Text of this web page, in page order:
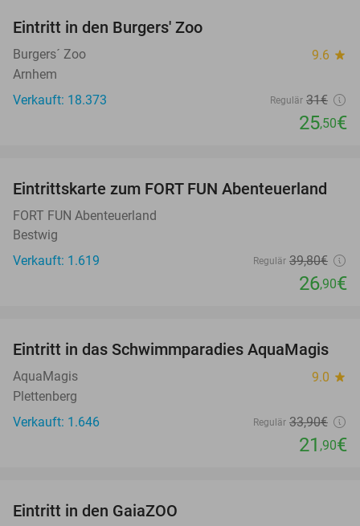
Eintritt in den Burgers' Zoo
Burgers´ Zoo 9.6 star
Arnhem
Verkauft: 18.373
Regulär 31€
25,50€
32%
Eintrittskarte zum FORT FUN Abenteuerland
FORT FUN Abenteuerland
Bestwig
Verkauft: 1.619
Regulär 39,80€
26,90€
35%
Eintritt in das Schwimmparadies AquaMagis
AquaMagis 9.0 star
Plettenberg
Verkauft: 1.646
Regulär 33,90€
21 ,90€
Eintritt in den GaiaZOO